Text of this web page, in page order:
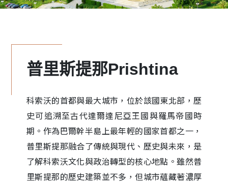
普里斯提那Prishtina
科索沃的首都與最大城市，位於該國東北部，歷
史可追溯至古代達爾達尼亞王國與羅馬帝國時
期。作為巴爾幹半島上最年輕的國家首都之一，
普里斯提那融合了傳統與現代、歷史與未來，是
了解科索沃文化與政治轉型的核心地點。雖然普
里斯提那的歷史建築並不多，但城市蘊藏著濃厚